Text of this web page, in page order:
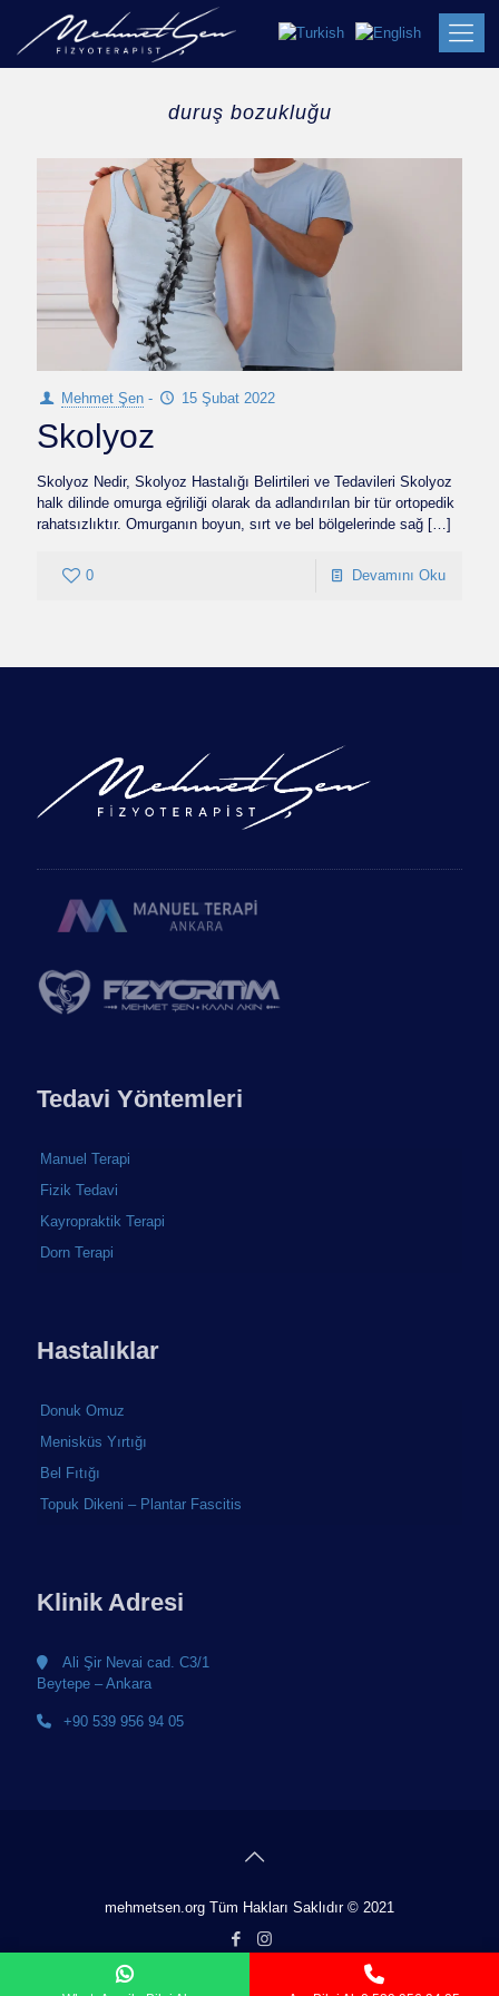
duruş bozukluğu
Mehmet Şen - 15 Şubat 2022
Skolyoz
Skolyoz Nedir, Skolyoz Hastalığı Belirtileri ve Tedavileri Skolyoz
halk dilinde omurga eğriliği olarak da adlandırılan bir tür ortopedik
rahatsızlıktır. Omurganın boyun, sırt ve bel bölgelerinde sağ […]
0 Devamını Oku
Tedavi Yöntemleri
Manuel Terapi
Fizik Tedavi
Kayropraktik Terapi
Dorn Terapi
Hastalıklar
Donuk Omuz
Menisküs Yırtığı
Bel Fıtığı
Topuk Dikeni – Plantar Fascitis
Klinik Adresi
Ali Şir Nevai cad. C3/1
Beytepe – Ankara
+90 539 956 94 05
mehmetsen.org Tüm Hakları Saklıdır © 2021